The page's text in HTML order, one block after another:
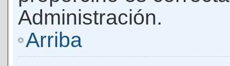
Administración.
Arriba